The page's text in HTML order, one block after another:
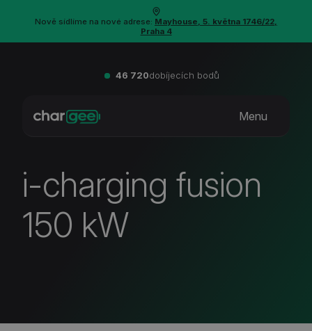
Nově sídlíme na nové adrese: Mayhouse, 5. května 1746/22,
Praha 4
46 720dobíjecích bodů
Menu
i-charging fusion
150 kW